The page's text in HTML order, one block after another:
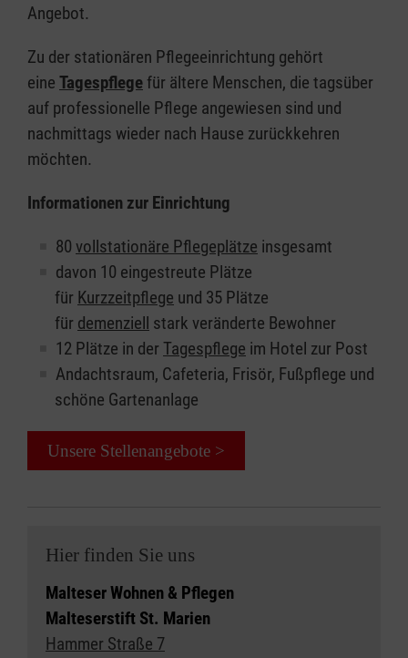
Angebot.
Zu der stationären Pflegeeinrichtung gehört
eine Tagespflege für ältere Menschen, die tagsüber
auf professionelle Pflege angewiesen sind und
nachmittags wieder nach Hause zurückkehren
möchten.
Informationen zur Einrichtung
80 vollstationäre Pflegeplätze insgesamt
davon 10 eingestreute Plätze
für Kurzzeitpflege und 35 Plätze
für demenziell stark veränderte Bewohner
12 Plätze in der Tagespflege im Hotel zur Post
Andachtsraum, Cafeteria, Frisör, Fußpflege und
schöne Gartenanlage
Unsere Stellenangebote >
Hier finden Sie uns
Malteser Wohnen & Pflegen
Malteserstift St. Marien
Hammer Straße 7